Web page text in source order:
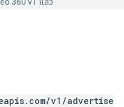
v1/advertise